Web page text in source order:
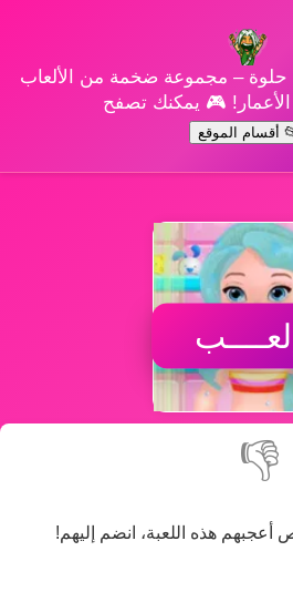
حلوة – مجموعة ضخمة من الألعاب
الأعمار! 🎮 يمكنك تصفح
أقسام الموقع
👎